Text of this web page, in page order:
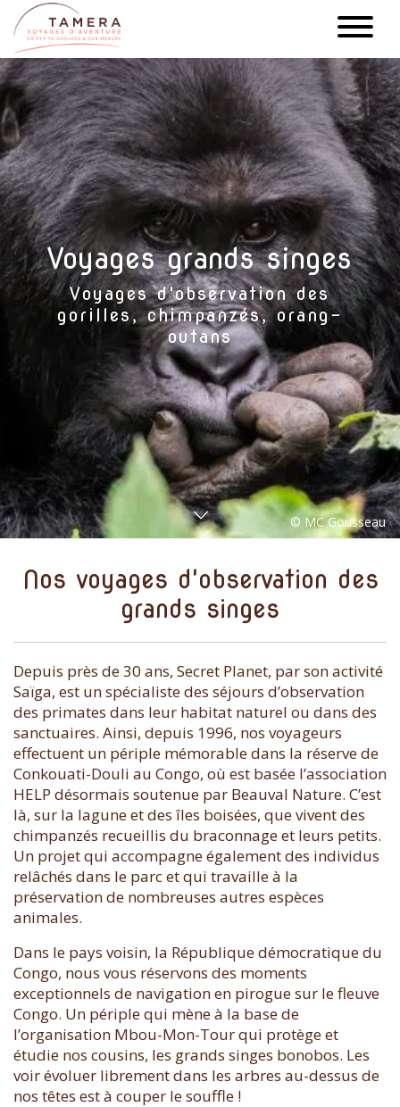
Aller
au
contenu
principal
Voyages grands singes
Voyages d'observation des
gorilles, chimpanzés, orang-
outans
Nos voyages d'observation des
grands singes
Depuis près de 30 ans, Secret Planet, par son activité
Saïga, est un spécialiste des séjours d’observation
des primates dans leur habitat naturel ou dans des
sanctuaires. Ainsi, depuis 1996, nos voyageurs
effectuent un périple mémorable dans la réserve de
Conkouati-Douli au Congo, où est basée l’association
HELP désormais soutenue par Beauval Nature. C’est
là, sur la lagune et des îles boisées, que vivent des
chimpanzés recueillis du braconnage et leurs petits.
Un projet qui accompagne également des individus
relâchés dans le parc et qui travaille à la
préservation de nombreuses autres espèces
animales.
Dans le pays voisin, la République démocratique du
Congo, nous vous réservons des moments
exceptionnels de navigation en pirogue sur le fleuve
Congo. Un périple qui mène à la base de
l’organisation Mbou-Mon-Tour qui protège et
étudie nos cousins, les grands singes bonobos. Les
voir évoluer librement dans les arbres au-dessus de
nos têtes est à couper le souffle !